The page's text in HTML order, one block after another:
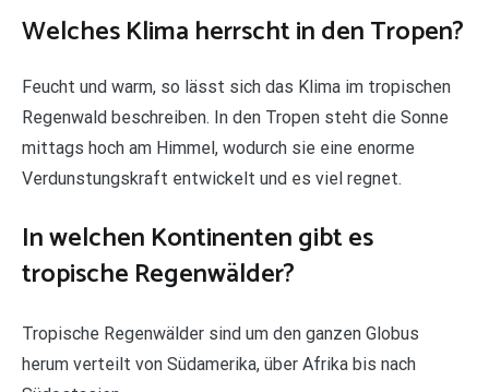
Welches Klima herrscht in den Tropen?
Feucht und warm, so lässt sich das Klima im tropischen
Regenwald beschreiben. In den Tropen steht die Sonne
mittags hoch am Himmel, wodurch sie eine enorme
Verdunstungskraft entwickelt und es viel regnet.
In welchen Kontinenten gibt es
tropische Regenwälder?
Tropische Regenwälder sind um den ganzen Globus
herum verteilt von Südamerika, über Afrika bis nach